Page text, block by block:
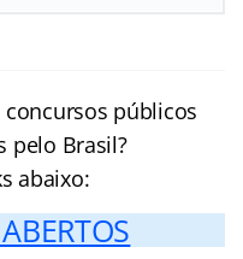
públicos
pelo Brasil?
abaixo: